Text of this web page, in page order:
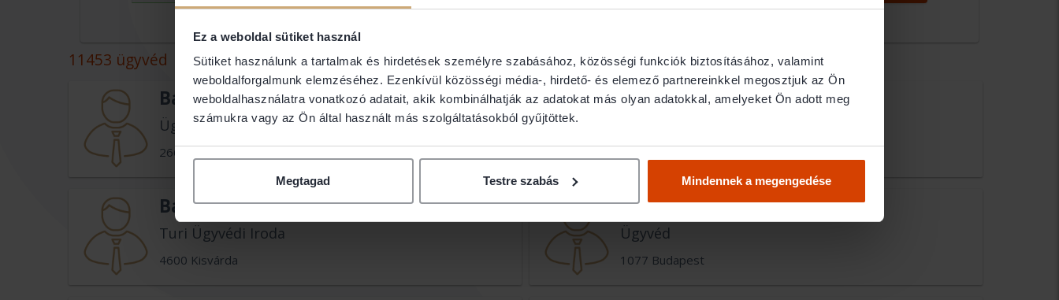
Ez a weboldal sütiket használ
Sütiket használunk a tartalmak és hirdetések személyre szabásához, közösségi funkciók biztosításához, valamint
weboldalforgalmunk elemzéséhez. Ezenkívül közösségi média-, hirdető- és elemező partnereinkkel megosztjuk az Ön
weboldalhasználatra vonatkozó adatait, akik kombinálhatják az adatokat más olyan adatokkal, amelyeket Ön adott meg
számukra vagy az Ön által használt más szolgáltatásokból gyűjtöttek.
Megtagad Testre szabás Mindennek a megengedése
11453 ügyvéd
Bárányné Dr. Balázs Mária
Ügyvéd
2660 Balassagyarmat
Barázné Dr. Kiss Annamária
1025 Budapest
Barnáné Dr. Túri Gabriella
Turi Ügyvédi Iroda
4600 Kisvárda
Bartáné Dr. Nagy Zsuzsanna
Ügyvéd
1077 Budapest